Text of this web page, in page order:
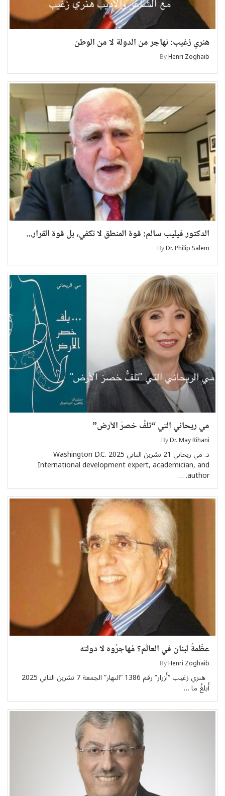
هنري زغيب: نهاجر من الدولة لا من الوطن
ByHenri Zoghaib
الدكتور فيليب سالم: قوة المنطق لا تكفي، بل قوة القرار...
ByDr. Philip Salem
مي ريحاني التي “تلفُّ خصرَ الأرض”
ByDr. May Rihani
د. مي ريحاني 21 تشرين الثاني 2025 Washington D.C.
International development expert, academician, and
author. …
عظَمةُ لبنان في العالَم؟ مُهاجرُوه لا دولته
ByHenri Zoghaib
أَبلغُ ما …